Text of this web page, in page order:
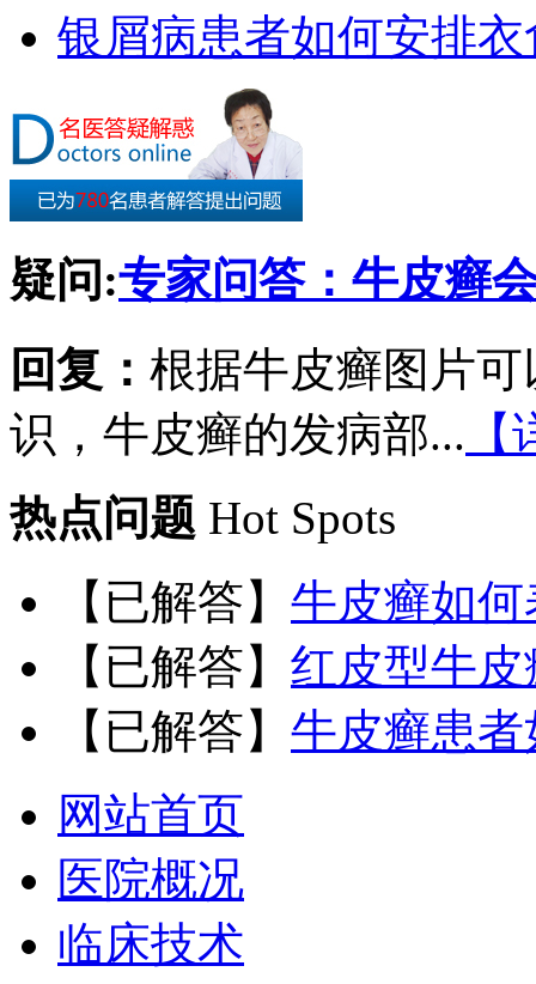
银屑病患者如何安排
疑问:专家问答：牛皮癣
回复： 根据牛皮癣图片
识，牛皮癣的发病部...
热点问题 Hot Spots
【已解答】 牛皮癣如
【已解答】 红皮型牛
【已解答】 牛皮癣患
网站首页
医院概况
临床技术